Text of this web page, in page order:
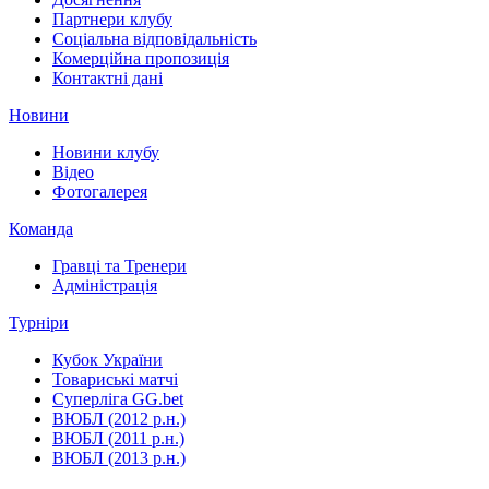
Партнери клубу
Соціальна відповідальність
Комерційна пропозиція
Контактні дані
Новини
Новини клубу
Відео
Фотогалерея
Команда
Гравці та Тренери
Адміністрація
Турніри
Кубок України
Товариські матчі
Суперліга GG.bet
ВЮБЛ (2012 р.н.)
ВЮБЛ (2011 р.н.)
ВЮБЛ (2013 р.н.)